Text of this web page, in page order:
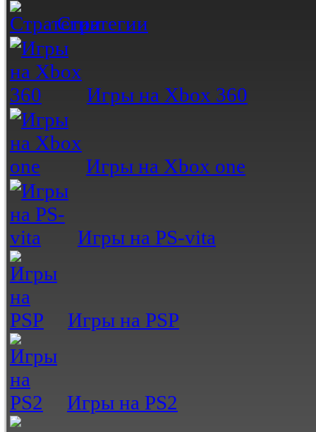
Стратегии
Игры на Xbox 360
Игры на Xbox one
Игры на PS-vita
Игры на PSP
Игры на PS2